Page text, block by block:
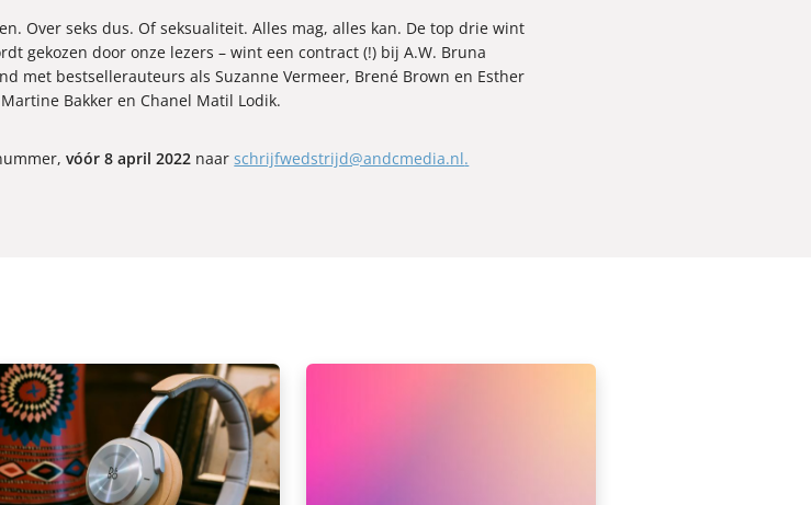
Over seks dus. Of seksualiteit. Alles mag, alles kan. De top drie wint
gekozen door onze lezers – wint een contract (!) bij A.W. Bruna
met bestsellerauteurs als Suzanne Vermeer, Brené Brown en Esther
Bakker en Chanel Matil Lodik.
vóór 8 april 2022 naarschrijfwedstrijd@andcmedia.nl.